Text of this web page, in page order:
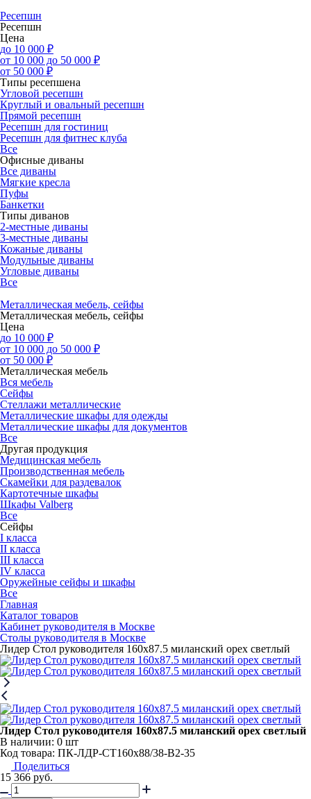
Ресепшн
Ресепшн
Цена
до 10 000 ₽
от 10 000 до 50 000 ₽
от 50 000 ₽
Типы ресепшена
Угловой ресепшн
Круглый и овальный ресепшн
Прямой ресепшн
Ресепшн для гостиниц
Ресепшн для фитнес клуба
Все
Офисные диваны
Все диваны
Мягкие кресла
Пуфы
Банкетки
Типы диванов
2-местные диваны
3-местные диваны
Кожаные диваны
Модульные диваны
Угловые диваны
Все
Металлическая мебель, сейфы
Металлическая мебель, сейфы
Цена
до 10 000 ₽
от 10 000 до 50 000 ₽
от 50 000 ₽
Металлическая мебель
Вся мебель
Сейфы
Стеллажи металлические
Металлические шкафы для одежды
Металлические шкафы для документов
Все
Другая продукция
Медицинская мебель
Производственная мебель
Скамейки для раздевалок
Картотечные шкафы
Шкафы Valberg
Все
Сейфы
I класса
II класса
III класса
IV класса
Оружейные сейфы и шкафы
Все
Главная
Каталог товаров
Кабинет руководителя в Москве
Столы руководителя в Москве
Лидер Стол руководителя 160x87.5 миланский орех светлый
Лидер Стол руководителя 160x87.5 миланский орех светлый
В наличии: 0 шт
Код товара: ПК-ЛДР-СТ160х88/38-В2-35
Поделиться
15 366 руб.